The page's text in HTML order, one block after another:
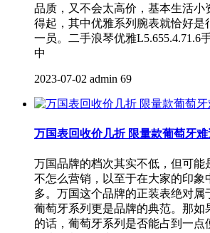
品质，又不会太高价，基本生活小
得起，其中优雅系列腕表就恰好是
一员。二手浪琴优雅L5.655.4.71.6
中
2023-07-02 admin 69
万国表回收价几折 限量款葡萄牙
万国品牌的档次其实不低，但可能
不怎么营销，以至于在大家的印象
多。万国这个品牌的正装表绝对属
葡萄牙系列更是品牌的典范。那如
的话，葡萄牙系列是否能占到一点